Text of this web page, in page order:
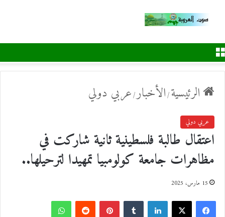
الرئيسية/الأخبار/عربي دولي
عربي دولي
اعتقال طالبة فلسطينية ثانية شاركت في
مظاهرات جامعة كولومبيا تمهيدا لترحيلها..
15 مارس، 2025